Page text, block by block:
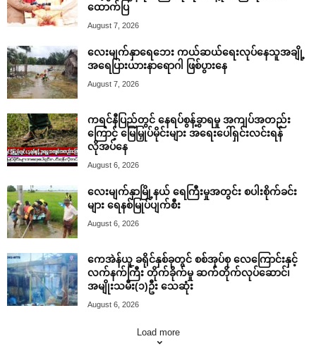
ထောက်ပြ
August 7, 2026
လေးမျက်နှာရေဘေး ကယ်ဆယ်ရေးလုပ်နေသူအချို့
အရေပြားယားနာရောဂါ ဖြစ်ပွားနေ
August 7, 2026
ကရင်နီပြည်တွင် နေရပ်စွန့်ခွာရမှု အကျပ်အတည်း
ကြောင့် မြေမြှုပ်မိုင်းများ အရေးပေါ်ရှင်းလင်းရန်
လိုအပ်နေ
August 6, 2026
လေးမျက်နှာမြို့နယ် ရေကြီးမှုအတွင်း စပါးစိုက်ခင်း
များ ရေနစ်မြုပ်ပျက်စီး
August 6, 2026
ကေအဲန်ယူ ခရိုင်နှစ်ခုတွင် စစ်အုပ်စု လေကြောင်းနှင့်
လက်နက်ကြီး တိုက်ခိုက်မှု ဆက်တိုက်လုပ်ဆောင်၊
အမျိုးသမီး(၁)ဦး သေဆုံး
August 6, 2026
Load more